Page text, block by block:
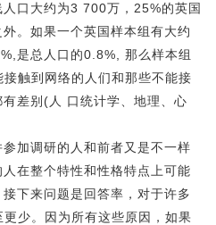
口大约为3 700万，25%的英国
。如果一个英国样本组有大约
是总人口的0.8%, 那么样本组
触到网络的人们和那些不能接
差别(人 口统计学、地理、心
加调研的人和前者又是不一样
在整个特性和性格特点上可能
下来问题是回答率，对于许多
少。因为所有这些原因，如果